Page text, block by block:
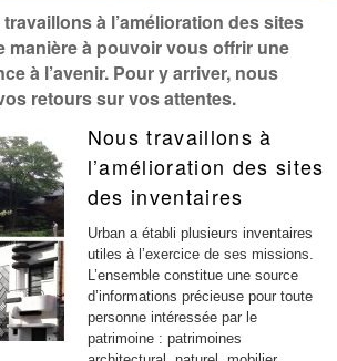
à l’amélioration des sites
manière à pouvoir vous offrir une
à l’avenir. Pour y arriver, nous
retours sur vos attentes.
Nous travaillons à
l’amélioration des sites
des inventaires
Urban a établi plusieurs inventaires
utiles à l’exercice de ses missions.
L’ensemble constitue une source
d’informations précieuse pour toute
personne intéressée par le
patrimoine : patrimoines